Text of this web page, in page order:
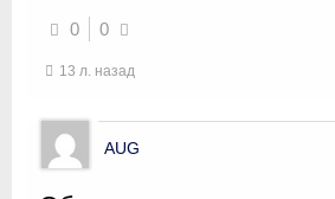
0 0
13 л. назад
AUG